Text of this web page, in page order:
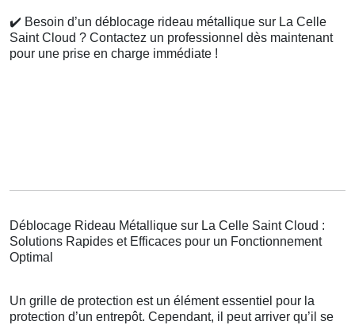
✔️ Besoin d’un déblocage rideau métallique sur La Celle
Saint Cloud ? Contactez un professionnel dès maintenant
pour une prise en charge immédiate !
Déblocage Rideau Métallique sur La Celle Saint Cloud :
Solutions Rapides et Efficaces pour un Fonctionnement
Optimal
Un grille de protection est un élément essentiel pour la
protection d’un entrepôt. Cependant, il peut arriver qu’il se